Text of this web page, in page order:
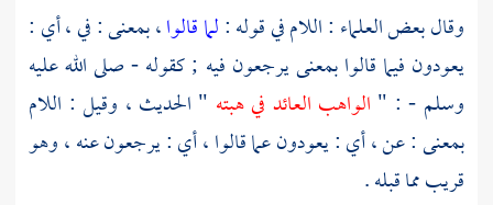
وقال بعض العلماء : اللام في قوله :لما قالوا، بمعنى : في ، أي :
يعودون فيما قالوا بمعنى يرجعون فيه ; كقوله - صلى الله عليه
وسلم - : " الواهب العائد في هبته " الحديث ، وقيل : اللام
بمعنى : عن ، أي : يعودون عما قالوا ، أي : يرجعون عنه ، وهو
قريب مما قبله .